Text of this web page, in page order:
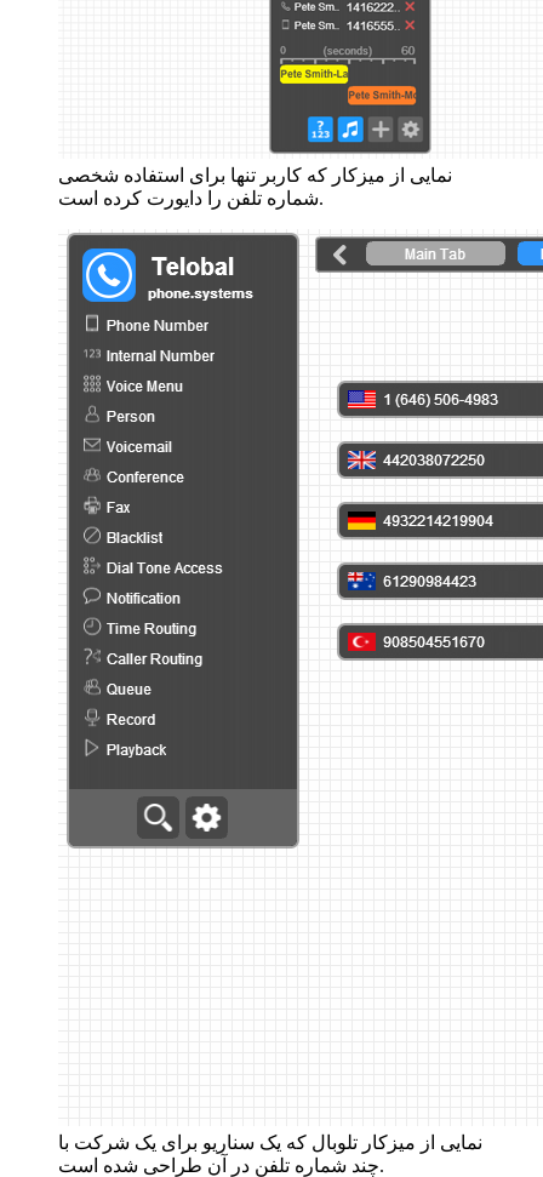
نمایی از میزکار که کاربر تنها برای استفاده شخصی
شماره تلفن را دایورت کرده است.
نمایی از میزکار تلوبال که یک سناریو برای یک شرکت با
چند شماره تلفن در آن طراحی شده است.